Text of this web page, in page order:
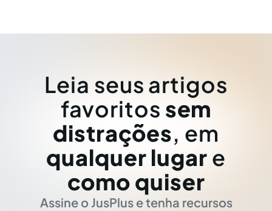
Leia seus artigos
favoritos sem
distrações, em
qualquer lugar e
como quiser
Assine o JusPlus e tenha recursos